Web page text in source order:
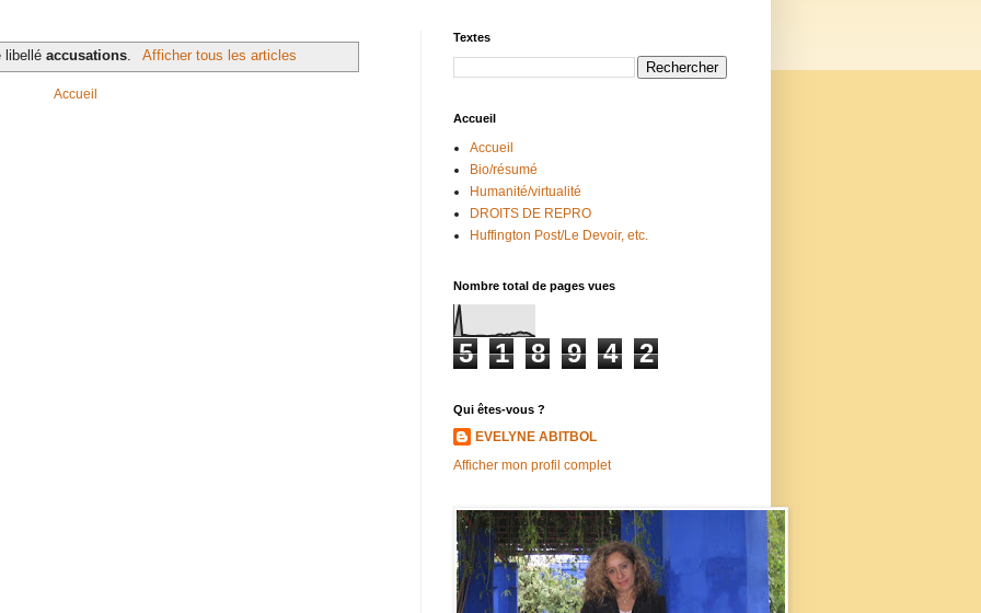
libelléaccusations. Afficher tous les articles
Accueil
Textes
Accueil
Accueil
Bio/résumé
Humanité/virtualité
DROITS DE REPRO
Huffington Post/Le Devoir, etc.
Nombre total de pages vues
5 1 8 9 4 2
Qui êtes-vous ?
EVELYNE ABITBOL
Afficher mon profil complet